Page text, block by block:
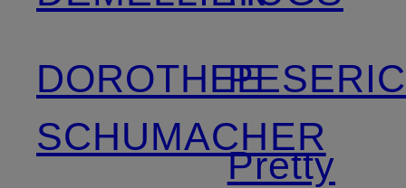
DOROTHEE
SCHUMACHER
Pretty